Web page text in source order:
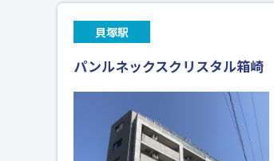
貝塚駅
パンルネックスクリスタル箱崎